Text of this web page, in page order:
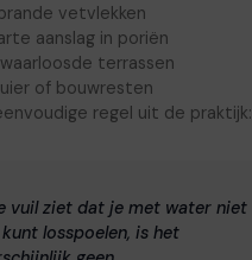
vetvlekken
aanslag in poriën
terrassen
of bouwresten
regel uit de praktijk:
vuil ziet dat je met water niet
losspoelen, is het